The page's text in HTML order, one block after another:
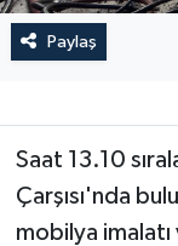
Paylaş
Saat 13.10
Çarşısı'nda
mobilya